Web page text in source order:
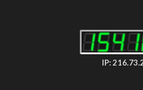
IP: